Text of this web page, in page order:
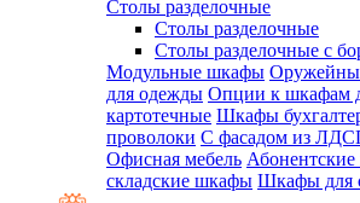
Столы разделочные
Столы разделочные
Столы разделочные с
Модульные шкафы
для одежды Опции к шкафам
картотечные Шкафы
проволоки С фасадом из
Офисная мебель
складские шкафы Шкафы для